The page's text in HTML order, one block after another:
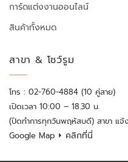
การ์ดแต่งงานออนไลน์
สินค้าทั้งหมด
สาขา & โชว์รูม
โทร : 02-760-4884 (10 คู่สาย)
เปิดเวลา 10:00 – 18.30 น.
(ปิดทำการทุกวันพฤหัสบดี) สาขา แจ้
Google Map ⏵ คลิกที่นี่